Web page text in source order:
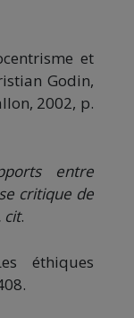
et
Godin,
2002, p.
entre
critique de
cit.
éthiques